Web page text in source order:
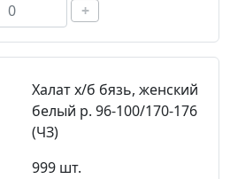
+
Халат х/б бязь, женский
белый р. 96-100/170-176
(ЧЗ)
999 шт.